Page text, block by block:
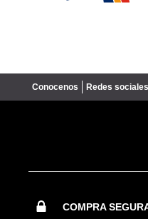
Conocenos Redes sociales
COMPRA